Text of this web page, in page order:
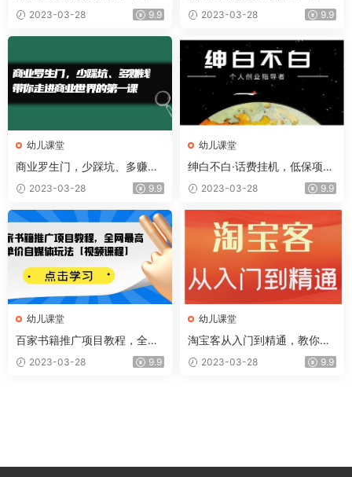
卖、好口碑的优质课程
2023-03-28 9.9
卖、好口碑的优质课程
2023-03-28 9.9
幼儿课堂
商业罗生门，少踩坑、多赚钱
带你走进商业世界的第一课
2023-03-28 9.9
幼儿课堂
绅白不白·话费挂机，低保项
目，月赚1000 以上全自动化
收益
2023-03-28 9.9
幼儿课堂
百家书籍推广项目教程，全网
最高单价自媒体玩法【视频课
程】
2023-03-28 9.9
幼儿课堂
淘宝客从入门到精通，教你做
一个赚钱的淘宝客
2023-03-28 9.9